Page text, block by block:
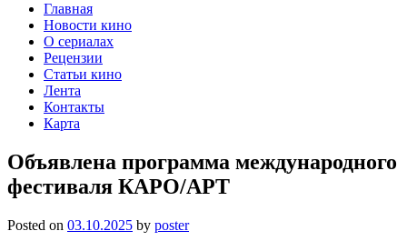
Главная
Новости кино
О сериалах
Рецензии
Статьи кино
Лента
Контакты
Карта
Объявлена программа международного
фестиваля КАРО/АРТ
Posted on 03.10.2025 by poster